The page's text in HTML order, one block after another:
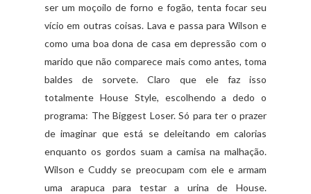
ser um moçoilo de forno e fogão, tenta focar seu
vício em outras coisas. Lava e passa para Wilson e
como uma boa dona de casa em depressão com o
marido que não comparece mais como antes, toma
baldes de sorvete. Claro que ele faz isso
totalmente House Style, escolhendo a dedo o
programa: The Biggest Loser. Só para ter o prazer
de imaginar que está se deleitando em calorias
enquanto os gordos suam a camisa na malhação.
Wilson e Cuddy se preocupam com ele e armam
uma arapuca para testar a urina de House.